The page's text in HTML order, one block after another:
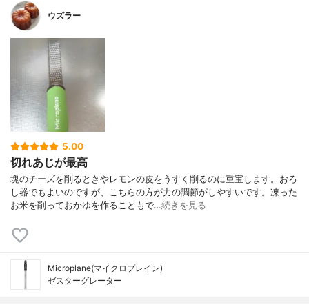
ウズラー
5.00
切れあじが最高
塊のチーズを削るときやレモンの皮をうすく削るのに重宝します。おろ
し器でもよいのですが、こちらの方が力の調節がしやすいです。凍った
お米を削っておかゆを作ることもで…続きを見る
Microplane(マイクロプレイン)
ゼスターグレーター